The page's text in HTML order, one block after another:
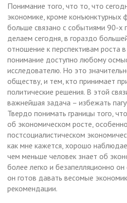
Понимание того, что то, что
экономике, кроме конъюнктурных
больше связано с событиями 90-х
делаем сегодня, в гораздо
отношение к перспективам роста
понимание доступно любому
исследователю. Но это
обществу, и тем, кто принимает
политические решения. В этой
важнейшая задача – избежать
Твердо понимать границы того,
об экономическом росте,
постсоциалистическом
как мне кажется, хорошо
чем меньше человек знает об
более легко и безапелляционно
он готов давать весомые
рекомендации.